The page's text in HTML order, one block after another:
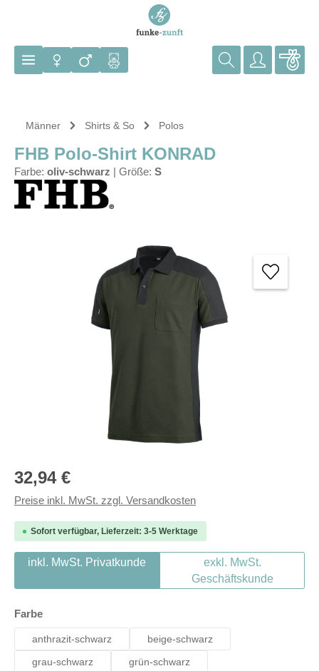
Männer Shirts & So Polos
FHB Polo-Shirt KONRAD
Farbe: oliv-schwarz Größe: S
Regulärer Preis:
32,94 €
Preise inkl. MwSt. zzgl. Versandkosten
Sofort verfügbar, Lieferzeit: 3-5 Werktage
inkl. MwSt. Privatkunde
exkl. MwSt.
Geschäftskunde
Farbeauswählen
anthrazit-schwarz
beige-schwarz
grau-schwarz
grün-schwarz